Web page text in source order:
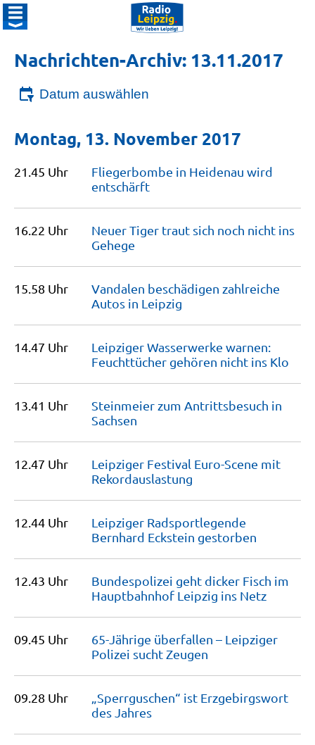
Nachrichten-Archiv: 13.11.2017
Datum auswählen
Montag, 13. November 2017
21.45 Uhr
Fliegerbombe in Heidenau wird
entschärft
16.22 Uhr
Neuer Tiger traut sich noch nicht ins
Gehege
15.58 Uhr
Vandalen beschädigen zahlreiche
Autos in Leipzig
14.47 Uhr
Leipziger Wasserwerke warnen:
Feuchttücher gehören nicht ins Klo
13.41 Uhr
Steinmeier zum Antrittsbesuch in
Sachsen
12.47 Uhr
Leipziger Festival Euro-Scene mit
Rekordauslastung
12.44 Uhr
Leipziger Radsportlegende
Bernhard Eckstein gestorben
12.43 Uhr
Bundespolizei geht dicker Fisch im
Hauptbahnhof Leipzig ins Netz
09.45 Uhr
65-Jährige überfallen – Leipziger
Polizei sucht Zeugen
09.28 Uhr
„Sperrguschen“ ist Erzgebirgswort
des Jahres